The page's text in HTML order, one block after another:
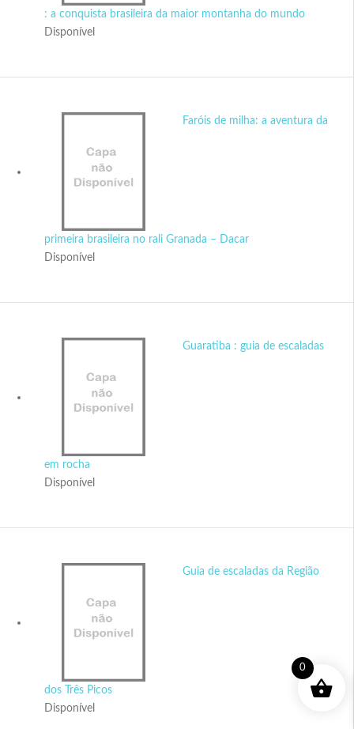
: a conquista brasileira da maior montanha do mundo
Disponível
Faróis de milha: a aventura da
primeira brasileira no rali Granada – Dacar
Disponível
Guaratiba : guia de escaladas
em rocha
Disponível
Guia de escaladas da Região
dos Três Picos
Disponível
0